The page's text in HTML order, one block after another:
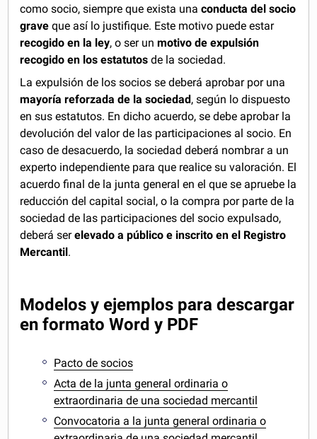
como socio, siempre que exista unaconducta del socio
graveque así lo justifique. Este motivo puede estar
recogido en la ley, o ser unmotivo de expulsión
recogido en los estatutos de la sociedad.
La expulsión de los socios se deberá aprobar por una
mayoría reforzada de la sociedad , según lo dispuesto
en sus estatutos. En dicho acuerdo, se debe aprobar la
devolución del valor de las participaciones al socio. En
caso de desacuerdo, la sociedad deberá nombrar a un
experto independiente para que realice su valoración. El
acuerdo final de la junta general en el que se apruebe la
reducción del capital social, o la compra por parte de la
sociedad de las participaciones del socio expulsado,
deberá serelevado a público e inscrito en el Registro
Mercantil .
Modelos y ejemplos para descargar
en formato Word y PDF
Pacto de socios
Acta de la junta general ordinaria o
extraordinaria de una sociedad mercantil
Convocatoria a la junta general ordinaria o